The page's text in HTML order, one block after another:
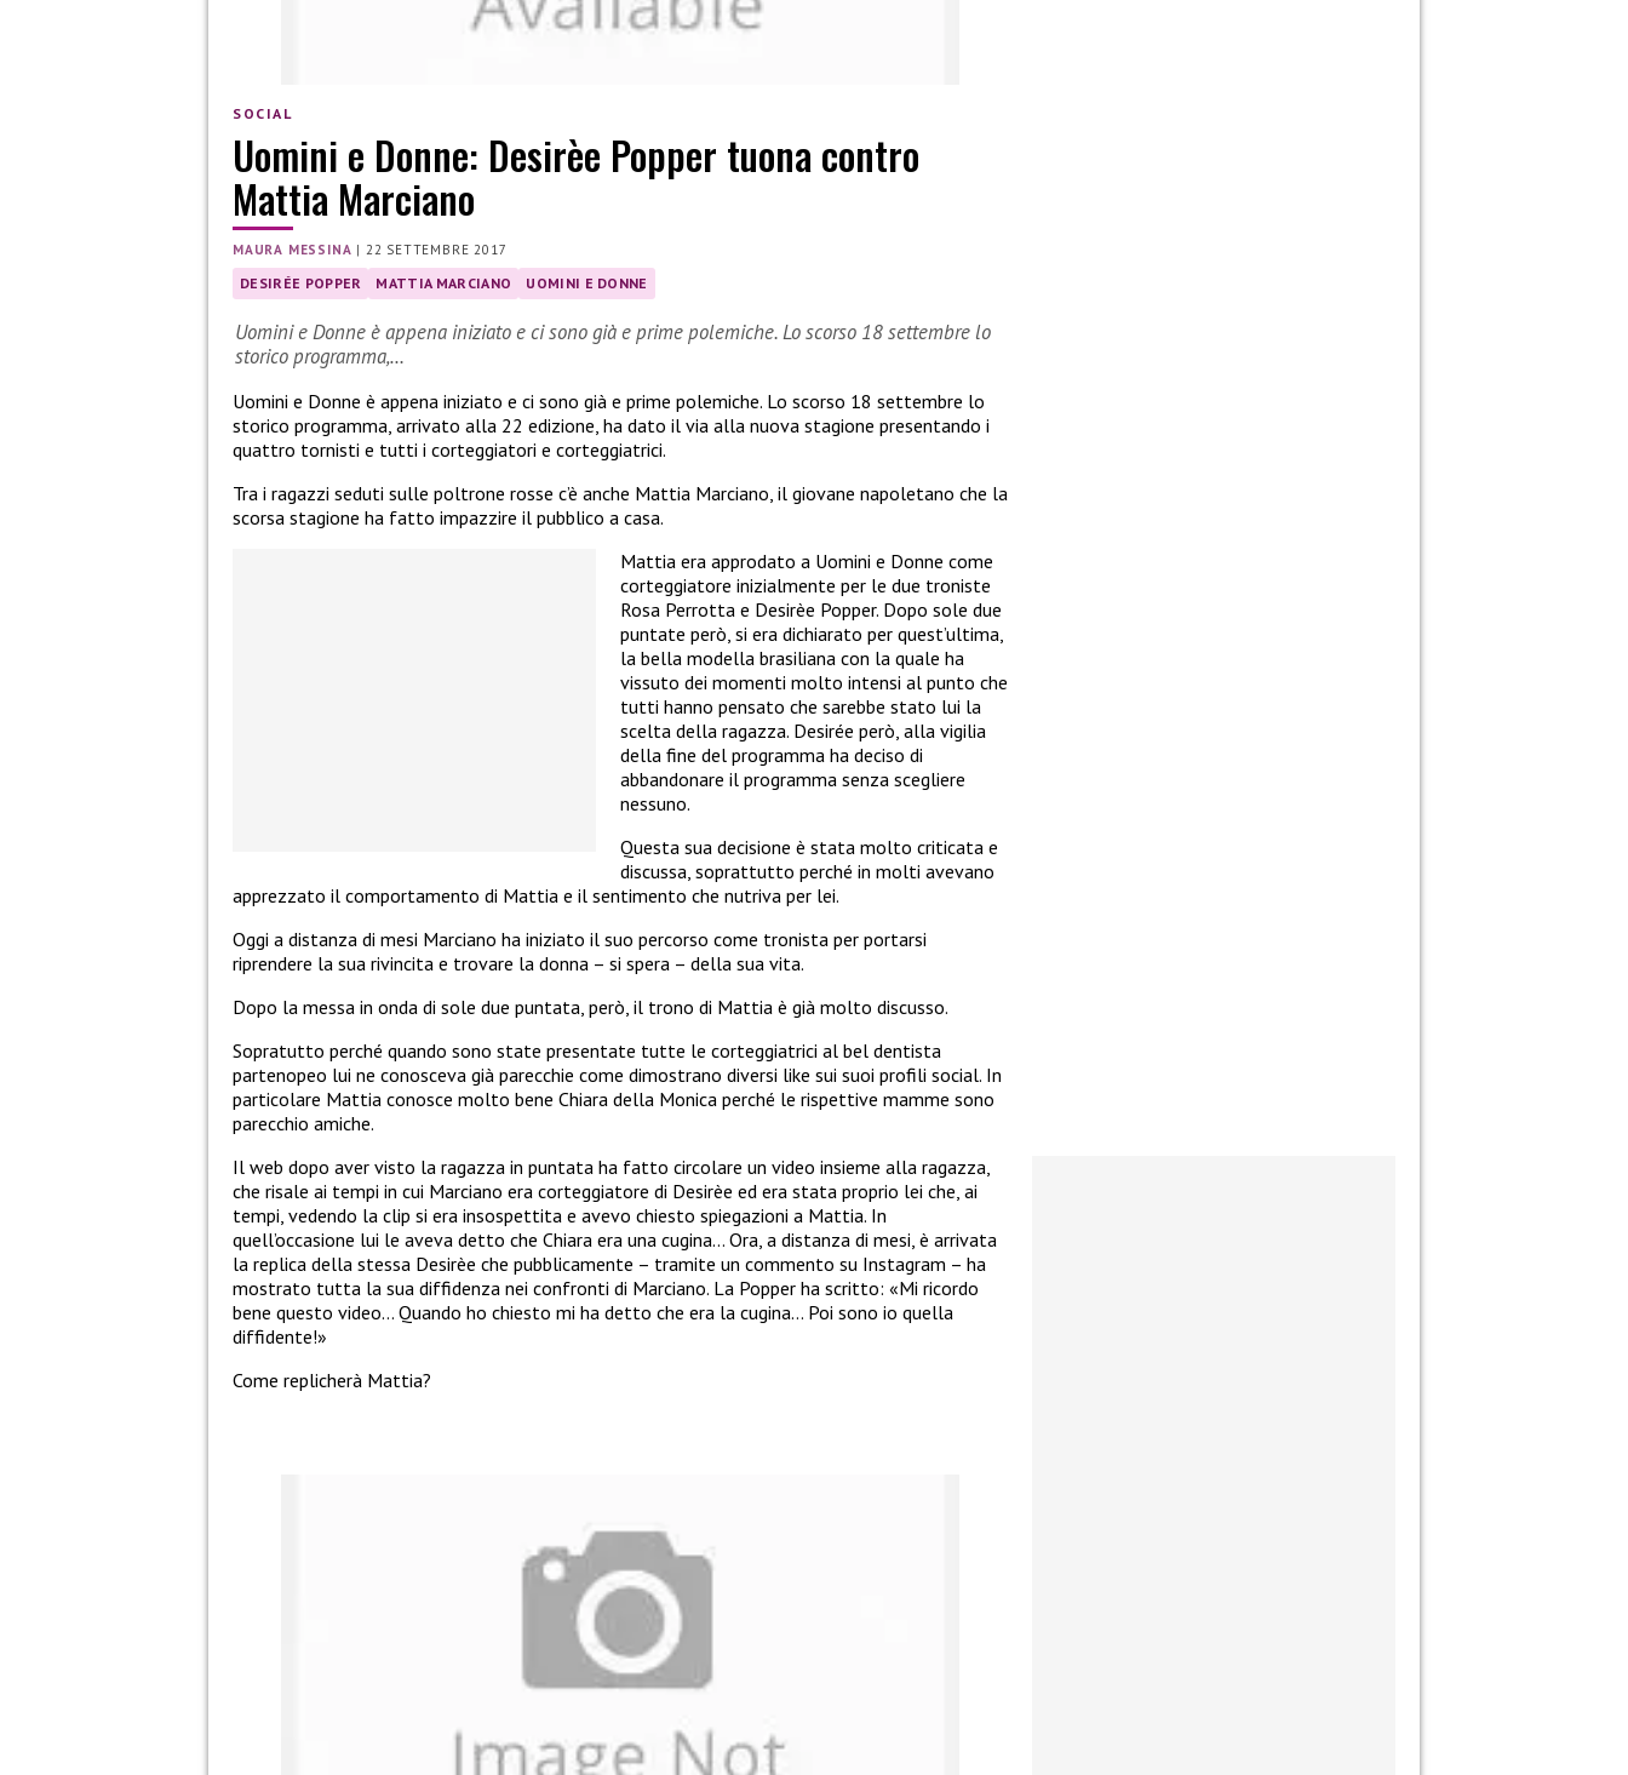
SOCIAL
Uomini e Donne: Desirèe Popper tuona contro
Mattia Marciano
MAURA MESSINA | 22 SETTEMBRE 2017
DESIRÉE POPPER MATTIA MARCIANO UOMINI E DONNE
Uomini e Donne è appena iniziato e ci sono già e prime polemiche. Lo scorso 18 settembre lo
storico programma,…
Uomini e Donne è appena iniziato e ci sono già e prime polemiche. Lo scorso 18 settembre lo
storico programma, arrivato alla 22 edizione, ha dato il via alla nuova stagione presentando i
quattro tornisti e tutti i corteggiatori e corteggiatrici.
Tra i ragazzi seduti sulle poltrone rosse c’è anche Mattia Marciano, il giovane napoletano che la
scorsa stagione ha fatto impazzire il pubblico a casa.
Mattia era approdato a Uomini e Donne come
corteggiatore inizialmente per le due troniste
Rosa Perrotta e Desirèe Popper. Dopo sole due
puntate però, si era dichiarato per quest’ultima,
la bella modella brasiliana con la quale ha
vissuto dei momenti molto intensi al punto che
tutti hanno pensato che sarebbe stato lui la
scelta della ragazza. Desirée però, alla vigilia
della fine del programma ha deciso di
abbandonare il programma senza scegliere
nessuno.
Questa sua decisione è stata molto criticata e
discussa, soprattutto perché in molti avevano
apprezzato il comportamento di Mattia e il sentimento che nutriva per lei.
Oggi a distanza di mesi Marciano ha iniziato il suo percorso come tronista per portarsi
riprendere la sua rivincita e trovare la donna – si spera – della sua vita.
Dopo la messa in onda di sole due puntata, però, il trono di Mattia è già molto discusso.
Sopratutto perché quando sono state presentate tutte le corteggiatrici al bel dentista
partenopeo lui ne conosceva già parecchie come dimostrano diversi like sui suoi profili social. In
particolare Mattia conosce molto bene Chiara della Monica perché le rispettive mamme sono
parecchio amiche.
Il web dopo aver visto la ragazza in puntata ha fatto circolare un video insieme alla ragazza,
che risale ai tempi in cui Marciano era corteggiatore di Desirèe ed era stata proprio lei che, ai
tempi, vedendo la clip si era insospettita e avevo chiesto spiegazioni a Mattia. In
quell’occasione lui le aveva detto che Chiara era una cugina… Ora, a distanza di mesi, è arrivata
la replica della stessa Desirèe che pubblicamente – tramite un commento su Instagram – ha
mostrato tutta la sua diffidenza nei confronti di Marciano. La Popper ha scritto: «Mi ricordo
bene questo video… Quando ho chiesto mi ha detto che era la cugina… Poi sono io quella
diffidente!»
Come replicherà Mattia?